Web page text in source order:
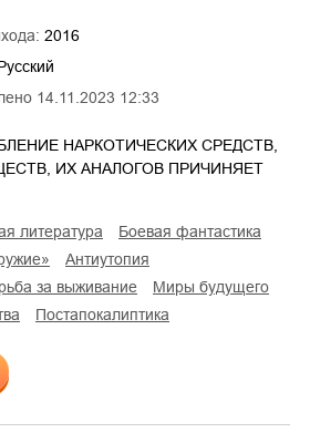
14.11.2023 12:33
2016
НАРКОТИЧЕСКИХ СРЕДСТВ,
ИХ АНАЛОГОВ ПРИЧИНЯЕТ
литература
боевая фантастика
антиутопия
за выживание
миры будущего
постапокалиптика